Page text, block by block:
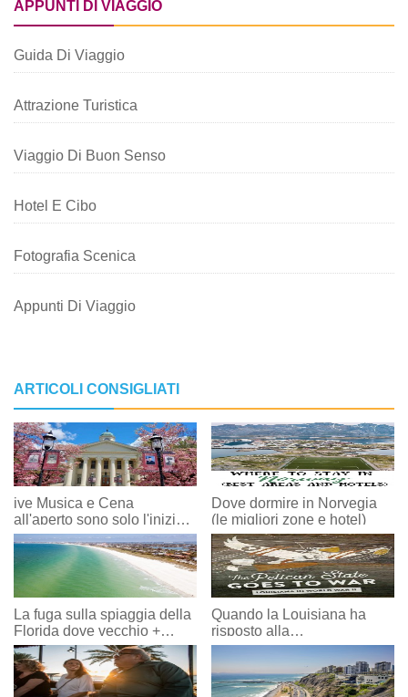
APPUNTI DI VIAGGIO
Guida Di Viaggio
Attrazione Turistica
Viaggio Di Buon Senso
Hotel E Cibo
Fotografia Scenica
Appunti Di Viaggio
ARTICOLI CONSIGLIATI
ive Musica e Cena
all'aperto sono solo l'inizio
per venerdì 28 maggio alla
Fonte
Dove dormire in Norvegia
(le migliori zone e hotel)
La fuga sulla spiaggia della
Florida dove vecchio +
nuovo =epico
Quando la Louisiana ha
risposto alla
chiamata:Louisiana nella
seconda guerra mondiale